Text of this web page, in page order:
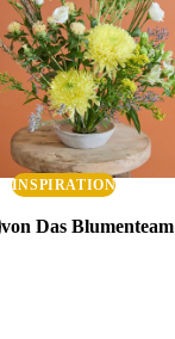
INSPIRATION
von Das Blumenteam